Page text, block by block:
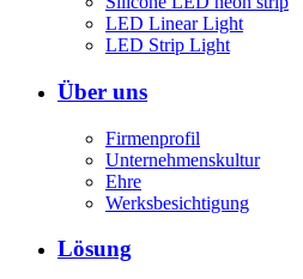
LED Linear Light
LED Strip Light
Über uns
Firmenprofil
Unternehmenskultur
Ehre
Werksbesichtigung
Lösung